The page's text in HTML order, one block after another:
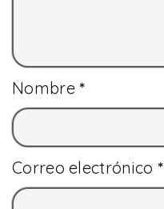
Nombre*
Correo electrónico *